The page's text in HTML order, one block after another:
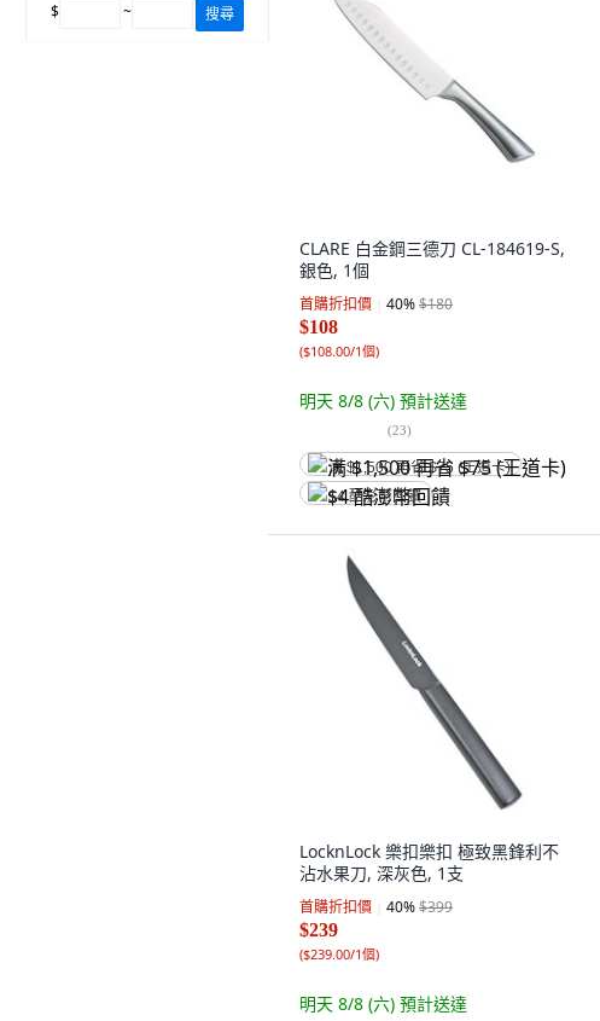
$ ~ 搜尋
CLARE 白金鋼三德刀 CL-184619-S,
銀色, 1個
首購折扣價 40%$180
$108
($108.00/1個)
明天 8/8 (六) 預計送達
(23)
满 $1,500 再省 $75 (王道卡)
$4 酷澎幣回饋
LocknLock 樂扣樂扣 極致黑鋒利不
沾水果刀, 深灰色, 1支
首購折扣價 40%$399
$239
($239.00/1個)
明天 8/8 (六) 預計送達